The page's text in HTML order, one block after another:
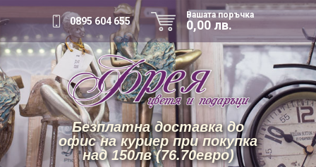
0895 604 655
Вашата поръчка
0,00 лв.
Безплатна доставка до
офис на куриер при покупка
над 150лв (76.70евро)